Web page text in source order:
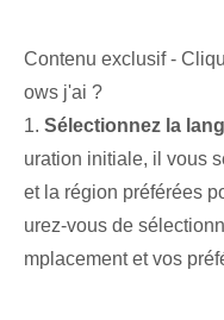
Contenu exclusif -
ows j'ai ?
1. Sélectionnez⁢ la
uration initiale, il vous
et la région préférées
urez-vous de
mplacement et vos